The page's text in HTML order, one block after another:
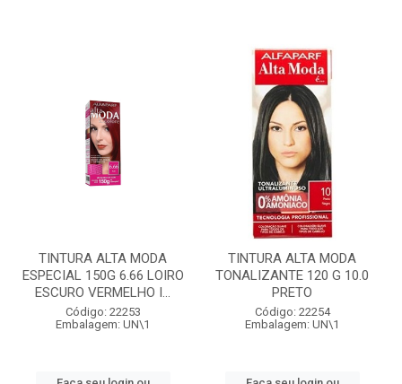
TINTURA ALTA MODA
ESPECIAL 150G 6.66 LOIRO
ESCURO VERMELHO I...
Código: 22253
Embalagem: UN\1
TINTURA ALTA MODA
TONALIZANTE 120 G 10.0
PRETO
Código: 22254
Embalagem: UN\1